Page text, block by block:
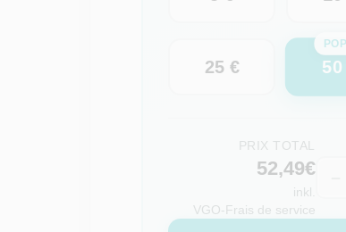
25 €
PRIX TOTAL
52,49€
inkl.
VGO-Frais de service